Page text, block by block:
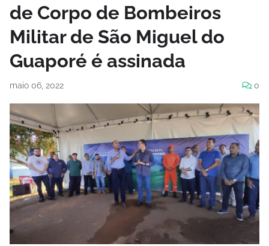
de Corpo de Bombeiros
Militar de São Miguel do
Guaporé é assinada
maio 06, 2022 0